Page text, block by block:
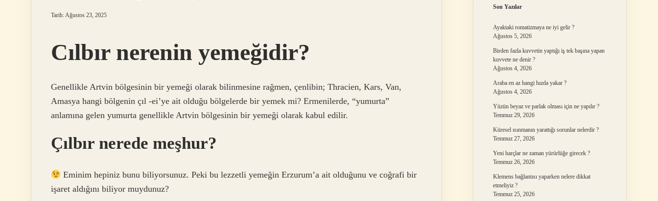
Tarih: Ağustos 23, 2025
Cılbır nerenin yemeğidir?
Genellikle Artvin bölgesinin bir yemeği olarak bilinmesine rağmen, çenlibin; Thracien, Kars, Van,
Amasya hangi bölgenin çıl -ei’ye ait olduğu bölgelerde bir yemek mi? Ermenilerde, “yumurta”
anlamına gelen yumurta genellikle Artvin bölgesinin bir yemeği olarak kabul edilir.
Çılbır nerede meşhur?
Eminim hepiniz bunu biliyorsunuz. Peki bu lezzetli yemeğin Erzurum’a ait olduğunu ve coğrafi bir
işaret aldığını biliyor muydunuz?
Son Yazılar
Ayaktaki romatizmaya ne iyi gelir ?
Ağustos 5, 2026
Birden fazla kuvvetin yaptığı iş tek başına yapan
kuvvete ne denir ?
Ağustos 4, 2026
Araba en az hangi hızda yakar ?
Ağustos 4, 2026
Yüzün beyaz ve parlak olması için ne yapılır ?
Temmuz 29, 2026
Küresel ısınmanın yarattığı sorunlar nelerdir ?
Temmuz 27, 2026
Yeni harçlar ne zaman yürürlüğe girecek ?
Temmuz 26, 2026
Klemens bağlantısı yaparken nelere dikkat
etmeliyiz ?
Temmuz 25, 2026